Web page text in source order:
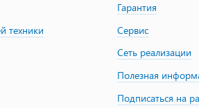
техники
Гарантия
Сервис
Сеть реализации
Полезная
Подписаться на